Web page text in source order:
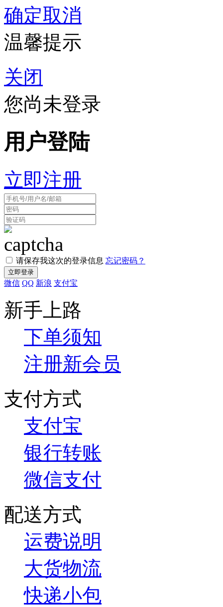
确定取消
温馨提示
关闭
您尚未登录
用户登陆
立即注册
请保存我这次的登录信息 忘记密码？
微信 QQ 新浪 支付宝
新手上路
下单须知
注册新会员
支付方式
支付宝
银行转账
微信支付
配送方式
运费说明
大货物流
快递小包